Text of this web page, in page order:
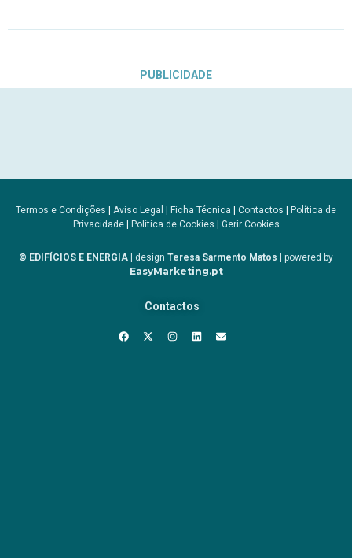
PUBLICIDADE
Termos e Condições | Aviso Legal | Ficha Técnica | Contactos | Política de
Privacidade| Política de Cookies | Gerir Cookies
© EDIFÍCIOS E ENERGIA | design Teresa Sarmento Matos | powered by
EasyMarketing.pt
Contactos